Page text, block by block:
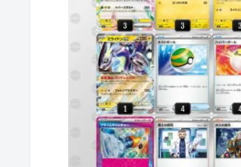
サーフゴーex
古代バレット
古代バレット
オリジンパルキアV
ユキメノコ＋マシマシラ